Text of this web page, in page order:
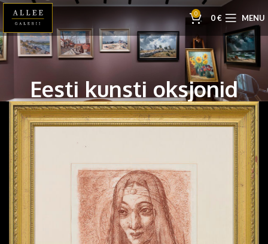
0 0€ MENU
Eesti kunsti oksjonid